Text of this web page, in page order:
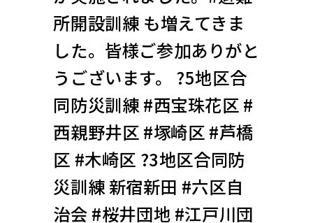
所開設訓練 も増えてきま
した。皆様ご参加ありがと
うございます。 ?5地区合
同防災訓練 #西宝珠花区 #
西親野井区 #塚崎区 #芦橋
区 #木崎区 ?3地区合同防
災訓練 新宿新田 #六区自
治会 #桜井団地 #江戸川団